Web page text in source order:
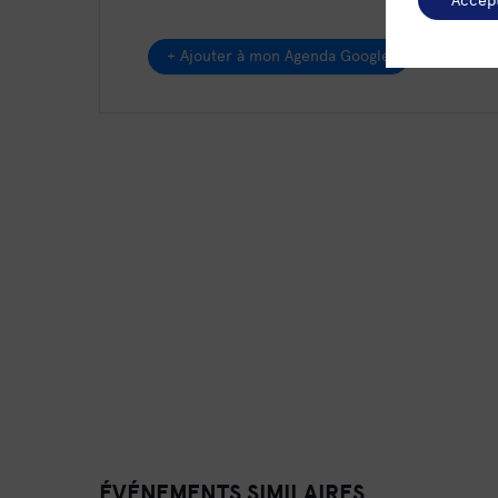
+ Ajouter à mon Agenda Google